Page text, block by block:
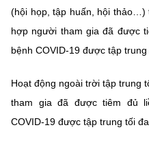
(hội họp, tập huấn, hội thảo…)
hợp người tham gia đã được
bệnh COVID-19 được tập
Hoạt động ngoài trời tập trung
tham gia đã được tiêm đủ
COVID-19 được tập trung tối